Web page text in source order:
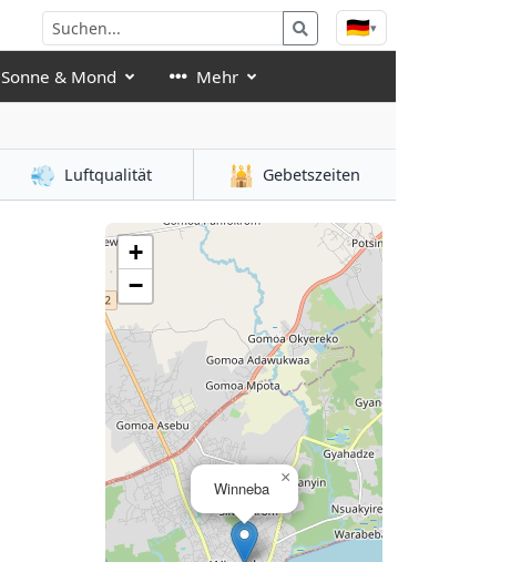
🇩🇪▾
Sonne & Mond Mehr
💨 Luftqualität 🕌 Gebetszeiten
Winneba
×
+
−